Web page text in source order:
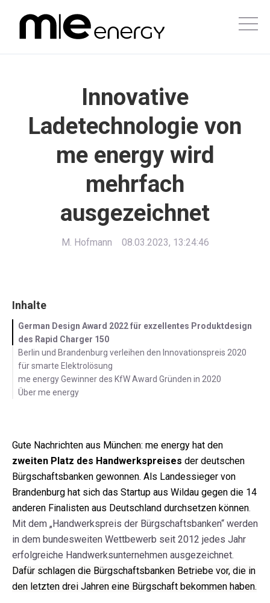
Innovative
Ladetechnologie von
me energy wird
mehrfach
ausgezeichnet
M. Hofmann 08.03.2023, 13:24:46
Inhalte
German Design Award 2022 für exzellentes Produktdesign
des Rapid Charger 150
Berlin und Brandenburg verleihen den Innovationspreis 2020
für smarte Elektrolösung
me energy Gewinner des KfW Award Gründen in 2020
Über me energy
Gute Nachrichten aus München: me energy hat den
zweiten Platz des Handwerkspreises der deutschen
Bürgschaftsbanken gewonnen. Als Landessieger von
Brandenburg hat sich das Startup aus Wildau gegen die 14
anderen Finalisten aus Deutschland durchsetzen können.
Mit dem „Handwerkspreis der Bürgschaftsbanken“ werden
in dem bundesweiten Wettbewerb seit 2012 jedes Jahr
erfolgreiche Handwerksunternehmen ausgezeichnet.
Dafür schlagen die Bürgschaftsbanken Betriebe vor, die in
den letzten drei Jahren eine Bürgschaft bekommen haben.